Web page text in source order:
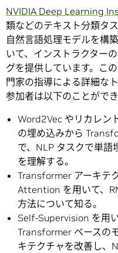
NVIDIA Deep Learning
類などのテキスト分類タ
自然言語処理モデルを構
いて、インストラクター
グを提供しています。こ
門家の指導による詳細な
参加者は以下のことがで
Word2Vec やリカレン
の埋め込みから
で、NLP タスクで単語
を理解する。
Transformer アーキテ
Attention を用いて、
方法について知る。
Self-Supervision を用
Transformer ベースの
キテクチャを改善し、